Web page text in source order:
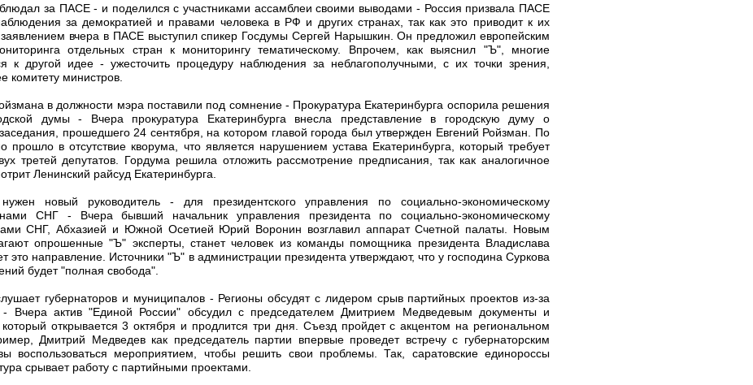
за ПАСЕ - и поделился с участниками ассамблеи своими выводами - Россия призвала ПАСЕ
за демократией и правами человека в РФ и других странах, так как это приводит к их
вчера в ПАСЕ выступил спикер Госдумы Сергей Нарышкин. Он предложил европейским
отдельных стран к мониторингу тематическому. Впрочем, как выяснил "Ъ", многие
к другой идее - ужесточить процедуру наблюдения за неблагополучными, с их точки зрения,
комитету министров.
в должности мэра поставили под сомнение - Прокуратура Екатеринбурга оспорила решения
думы - Вчера прокуратура Екатеринбурга внесла представление в городскую думу о
прошедшего 24 сентября, на котором главой города был утвержден Евгений Ройзман. По
прошло в отсутствие кворума, что является нарушением устава Екатеринбурга, который требует
третей депутатов. Гордума решила отложить рассмотрение предписания, так как аналогичное
Ленинский райсуд Екатеринбурга.
новый руководитель - для президентского управления по социально-экономическому
СНГ - Вчера бывший начальник управления президента по социально-экономическому
СНГ, Абхазией и Южной Осетией Юрий Воронин возглавил аппарат Счетной палаты. Новым
опрошенные "Ъ" эксперты, станет человек из команды помощника президента Владислава
это направление. Источники "Ъ" в администрации президента утверждают, что у господина Суркова
будет "полная свобода".
губернаторов и муниципалов - Регионы обсудят с лидером срыв партийных проектов из-за
- Вчера актив "Единой России" обсудил с председателем Дмитрием Медведевым документы и
который открывается 3 октября и продлится три дня. Съезд пройдет с акцентом на региональном
Дмитрий Медведев как председатель партии впервые проведет встречу с губернаторским
воспользоваться мероприятием, чтобы решить свои проблемы. Так, саратовские единороссы
срывает работу с партийными проектами.